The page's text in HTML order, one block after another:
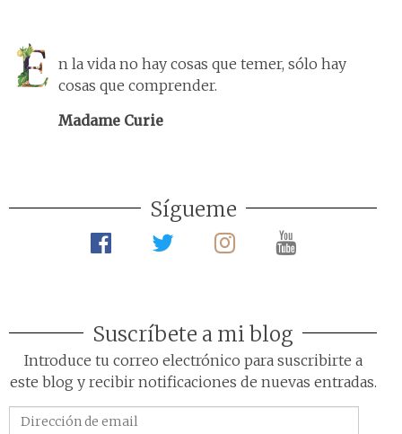
n la vida no hay cosas que temer, sólo hay
cosas que comprender.
Madame Curie
Sígueme
Suscríbete a mi blog
Introduce tu correo electrónico para suscribirte a
este blog y recibir notificaciones de nuevas entradas.